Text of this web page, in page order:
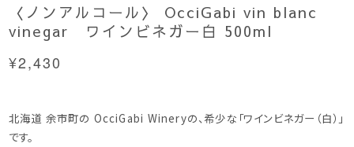
〈ノンアルコール〉 OcciGabi vin blanc
vinegar ワインビネガー白 500ml
¥2,430
北海道 余市町の OcciGabi Wineryの、希少な「ワインビネガー（白）」
です。